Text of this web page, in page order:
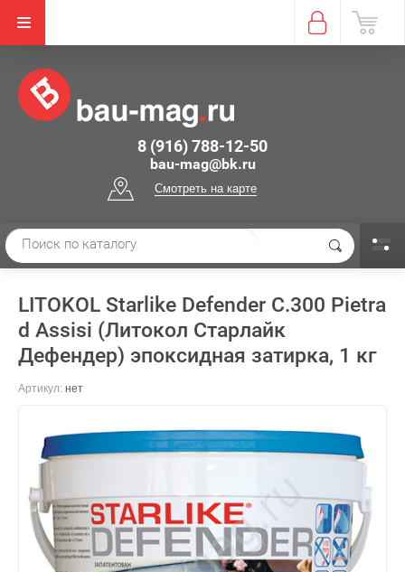
8 (916) 788-12-50
bau-mag@bk.ru
Смотреть на карте
LITOKOL Starlike Defender C.300 Pietra
d Assisi (Литокол Старлайк
Дефендер) эпоксидная затирка, 1 кг
Артикул: нет